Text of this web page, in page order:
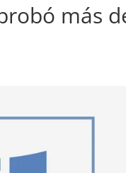
más